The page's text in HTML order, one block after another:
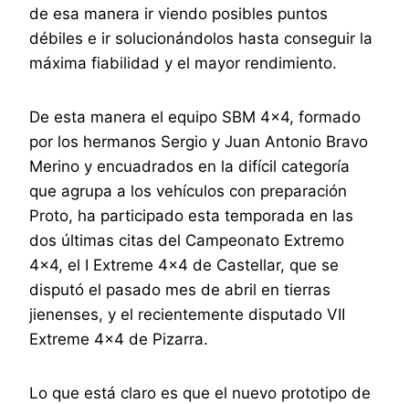
de esa manera ir viendo posibles puntos
débiles e ir solucionándolos hasta conseguir la
máxima fiabilidad y el mayor rendimiento.
De esta manera el equipo SBM 4×4, formado
por los hermanos Sergio y Juan Antonio Bravo
Merino y encuadrados en la difícil categoría
que agrupa a los vehículos con preparación
Proto, ha participado esta temporada en las
dos últimas citas del Campeonato Extremo
4×4, el I Extreme 4×4 de Castellar, que se
disputó el pasado mes de abril en tierras
jienenses, y el recientemente disputado VII
Extreme 4×4 de Pizarra.
Lo que está claro es que el nuevo prototipo de